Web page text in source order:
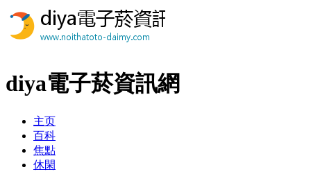
diya電子菸資訊網
主页
百科
焦點
休閑